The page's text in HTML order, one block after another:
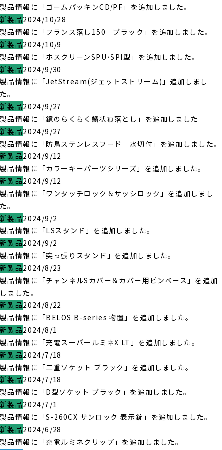
製品情報に「ゴームパッキンCD/PF」を追加しました。
新製品2024/10/28
製品情報に「フランス落し150 ブラック」を追加しました。
新製品2024/10/9
製品情報に「ホスクリーンSPU･SPI型」を追加しました。
新製品2024/9/30
製品情報に「JetStream(ジェットストリーム)」追加しまし
た。
新製品2024/9/27
製品情報に「鏡のらくらく鱗状痕落とし」を追加しました
新製品2024/9/27
製品情報に「防鳥ステンレスフード 水切付」を追加しました。
新製品2024/9/12
製品情報に「カラーキーパーツシリーズ」を追加しました。
新製品2024/9/12
製品情報に「ワンタッチロック＆サッシロック」を追加しまし
た。
新製品2024/9/2
製品情報に「LSスタンド」を追加しました。
新製品2024/9/2
製品情報に「突っ張りスタンド」を追加しました。
新製品2024/8/23
製品情報に「チャンネルSカバー＆カバー用ピンベース」を追加
しました。
新製品2024/8/22
製品情報に「BELOS B-series 物置」を追加しました。
新製品2024/8/1
製品情報に「充電スーパールミネX LT」を追加しました。
新製品2024/7/18
製品情報に「二重ソケット ブラック」を追加しました。
新製品2024/7/18
製品情報に「D型ソケット ブラック」を追加しました。
新製品2024/7/1
製品情報に「S-260CX サンロック 表示錠」を追加しました。
新製品2024/6/28
製品情報に「充電ルミネクリップ」を追加しました。